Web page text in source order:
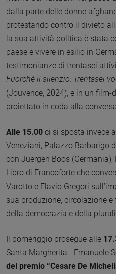
dalla parte delle donne
protestando contro il divieto
la sua attività politica è stata
paese e vivere in esilio in
testimonianze di trentasei
Fuorché il silenzio: Trentasei
(Jouvence, 2024), e in un film-
proiettato in coda alla
Alle 15.00 ci si sposta invece
Veneziani, Palazzo Barbarigo
con Juergen Boos (Germania),
Libro di Francoforte che
Varotto e Flavio Gregori
sua produzione, circolazione
della democrazia e della
Il pomeriggio prosegue alle
Santa Margherita - Emanuele
del premio “Cesare De